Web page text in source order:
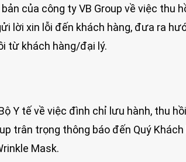
của công ty VB Group về việc thu
lời xin lỗi đến khách hàng, đưa ra
từ khách hàng/đại lý.
Y tế về việc đình chỉ lưu hành, thu
trân trọng thông báo đến Quý Khách
Mask.